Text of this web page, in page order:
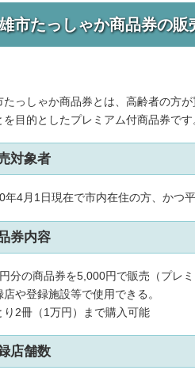
市たっしゃか商品券の販
たっしゃか商品券とは、高齢者の方
を目的としたプレミアム付商品券です
対象者
年4月1日現在で市内在住の方、かつ
券内容
分の商品券を5,000円で販売（プレ
店や登録施設等で使用できる。
り2冊（1万円）まで購入可能
店舗数